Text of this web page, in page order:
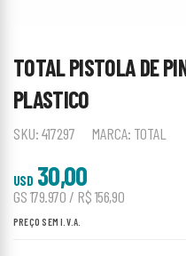
TOTAL PISTOLA DE
PLASTICO
SKU:417297 MARCA: TOTAL
USD 30,00
GS 179.970 / R$ 156,90
PREÇO SEM I.V.A.